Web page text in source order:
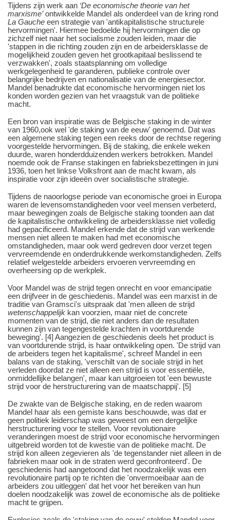
Tijdens zijn werk aan ‘De economische theorie van het
marxisme’ontwikkelde Mandel als onderdeel van de kring rond
La Gauche een strategie van 'antikapitalistische structurele
hervormingen'. Hiermee bedoelde hij hervormingen die op
zichzelf niet naar het socialisme zouden leiden, maar die
'stappen in die richting zouden zijn en de arbeidersklasse de
mogelijkheid zouden geven het grootkapitaal beslissend te
verzwakken', zoals staatsplanning om volledige
werkgelegenheid te garanderen, publieke controle over
belangrijke bedrijven en nationalisatie van de energiesector.
Mandel benadrukte dat economische hervormingen niet los
konden worden gezien van het vraagstuk van de politieke
macht.
Een bron van inspiratie was de Belgische staking in de winter
van 1960,ook wel 'de staking van de eeuw' genoemd. Dat was
een algemene staking tegen een reeks door de rechtse regering
voorgestelde hervormingen. Bij de staking, die enkele weken
duurde, waren honderdduizenden werkers betrokken. Mandel
noemde ook de Franse stakingen en fabrieksbezettingen in juni
1936, toen het linkse Volksfront aan de macht kwam, als
inspiratie voor zijn ideeën over socialistische strategie.
Tijdens de naoorlogse periode van economische groei in Europa
waren de levensomstandigheden voor veel mensen verbeterd,
maar bewegingen zoals de Belgische staking toonden aan dat
de kapitalistische ontwikkeling de arbeidersklasse niet volledig
had gepacificeerd. Mandel erkende dat de strijd van werkende
mensen niet alleen te maken had met economische
omstandigheden, maar ook werd gedreven door verzet tegen
vervreemdende en onderdrukkende werkomstandigheden. Zelfs
relatief welgestelde arbeiders ervoeren vervreemding en
overheersing op de werkplek.
Voor Mandel was de strijd tegen onrecht en voor emancipatie
een drijfveer in de geschiedenis. Mandel was een marxist in de
traditie van Gramsci's uitspraak dat 'men alleen de strijd
wetenschappelijk kan voorzien, maar niet de concrete
momenten van de strijd, die niet anders dan de resultaten
kunnen zijn van tegengestelde krachten in voortdurende
beweging'. [4] Aangezien de geschiedenis deels het product is
van voortdurende strijd, is haar ontwikkeling open. 'De strijd van
de arbeiders tegen het kapitalisme', schreef Mandel in een
balans van de staking, 'verschilt van de sociale strijd in het
verleden doordat ze niet alleen een strijd is voor essentiële,
onmiddellijke belangen', maar kan uitgroeien tot 'een bewuste
strijd voor de herstructurering van de maatschappij'. [5]
De zwakte van de Belgische staking, en de reden waarom
Mandel haar als een gemiste kans beschouwde, was dat er
geen politiek leiderschap was geweest om een dergelijke
herstructurering voor te stellen. Voor revolutionaire
veranderingen moest de strijd voor economische hervormingen
uitgebreid worden tot de kwestie van de politieke macht. De
strijd kon alleen zegevieren als 'de tegenstander niet alleen in de
fabrieken maar ook in de straten werd geconfronteerd'. De
geschiedenis had aangetoond dat het noodzakelijk was een
revolutionaire partij op te richten die 'onvermoeibaar aan de
arbeiders zou uitleggen' dat het voor het bereiken van hun
doelen noodzakelijk was zowel de economische als de politieke
macht te grijpen.